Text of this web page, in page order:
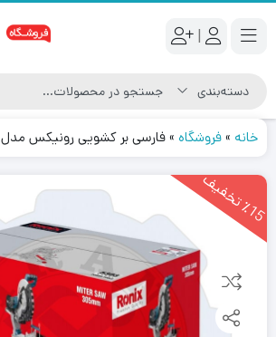
|
خانه »فروشگاه »فارسی بر کشویی رونیکس مدل 5303
٪1
5
ت
خ
ف
یف